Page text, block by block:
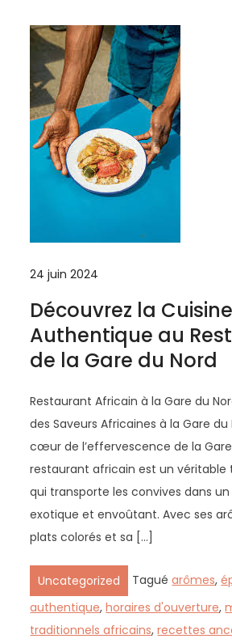
24 juin 2024
Découvrez la
Authentique au
de la Gare du Nord
Restaurant Africain à la Gare du
des Saveurs Africaines à la Gare du
cœur de l’effervescence de la Gare
restaurant africain est un véritable
qui transporte les convives dans
exotique et envoûtant. Avec ses
plats colorés et sa […]
Uncategorized Taguéarômes,
authentique,horaires d'ouverture,
traditionnels africains,recettes